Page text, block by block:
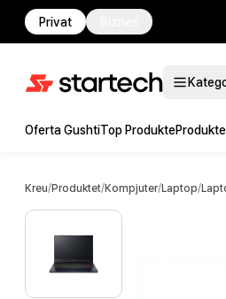
Privat
Oferta GushtiTop Produkte
Kreu/Produktet/Kompjuter/Laptop/